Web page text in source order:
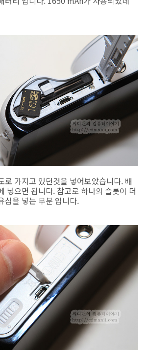
로 가지고 있던것을 넣어보았습니다. 배
넣으면 됩니다. 참고로 하나의 슬롯이 더
심을 넣는 부분 입니다.